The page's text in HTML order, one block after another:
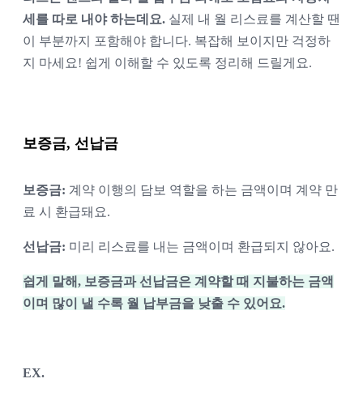
세를 따로 내야 하는데요. 실제 내 월 리스료를 계산할 땐
이 부분까지 포함해야 합니다. 복잡해 보이지만 걱정하
지 마세요! 쉽게 이해할 수 있도록 정리해 드릴게요.
보증금, 선납금
보증금: 계약 이행의 담보 역할을 하는 금액이며 계약 만
료 시 환급돼요.
선납금: 미리 리스료를 내는 금액이며 환급되지 않아요.
쉽게 말해, 보증금과 선납금은 계약할 때 지불하는 금액
이며 많이 낼 수록 월 납부금을 낮출 수 있어요.
EX.